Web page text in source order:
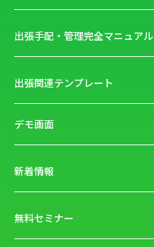
出張手配・管理完全マニュアル
出張関連テンプレート
デモ画面
新着情報
無料セミナー